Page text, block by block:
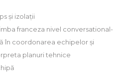
și izolații
franceza nivel conversational-
în coordonarea echipelor și
planuri tehnice